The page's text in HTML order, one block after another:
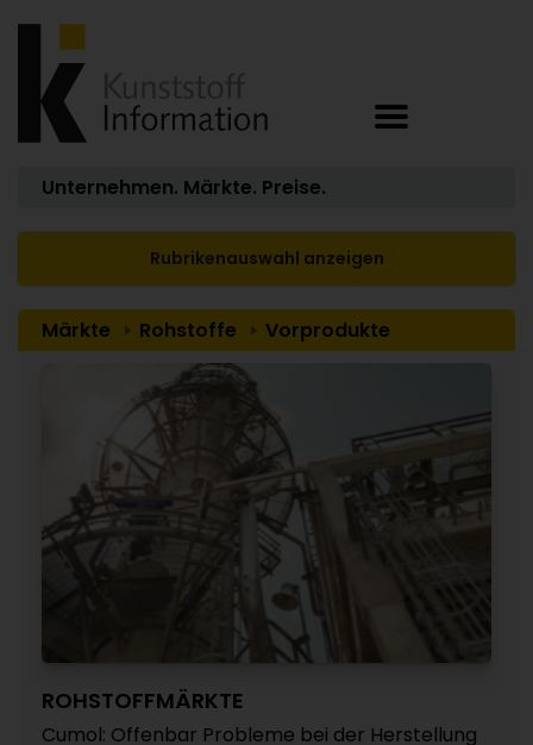
Unternehmen. Märkte. Preise.
Rubrikenauswahl anzeigen
Märkte Rohstoffe Vorprodukte
ROHSTOFFMÄRKTE
Cumol: Offenbar Probleme bei der Herstellung